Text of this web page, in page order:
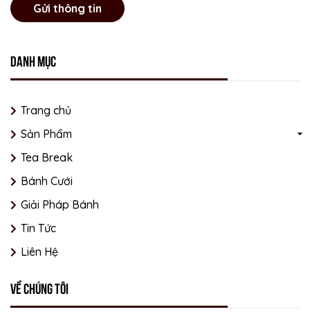
Gửi thông tin
Danh mục
Trang chủ
Sản Phẩm
Tea Break
Bánh Cưới
Giải Pháp Bánh
Tin Tức
Liên Hệ
Về chúng tôi